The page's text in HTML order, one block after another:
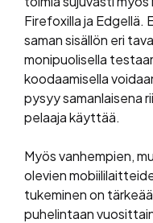
Firefoxilla ja Edgellä.
saman sisällön eri
monipuolisella
koodaamisella
pysyy samanlaisena
pelaaja käyttää.
Myös vanhempien,
olevien
tukeminen on
puhelintaan